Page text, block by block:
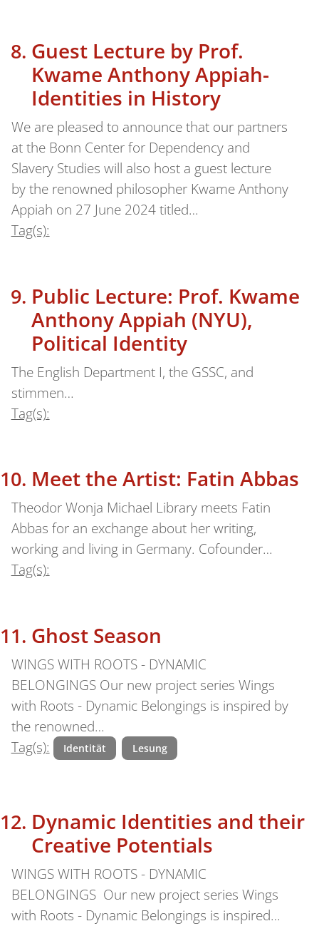
Guest Lecture by Prof.
Kwame Anthony Appiah-
Identities in History
We are pleased to announce that our partners
at the Bonn Center for Dependency and
Slavery Studies will also host a guest lecture
by the renowned philosopher Kwame Anthony
Appiah on 27 June 2024 titled…
Tag(s):
Public Lecture: Prof. Kwame
Anthony Appiah (NYU),
Political Identity
The English Department I, the GSSC, and
stimmen…
Tag(s):
Meet the Artist: Fatin Abbas
Theodor Wonja Michael Library meets Fatin
Abbas for an exchange about her writing,
working and living in Germany. Cofounder…
Tag(s):
Ghost Season
WINGS WITH ROOTS - DYNAMIC
BELONGINGS Our new project series Wings
with Roots - Dynamic Belongings is inspired by
the renowned…
Tag(s):
Identität Lesung
Dynamic Identities and their
Creative Potentials
WINGS WITH ROOTS - DYNAMIC
BELONGINGS Our new project series Wings
with Roots - Dynamic Belongings is inspired…